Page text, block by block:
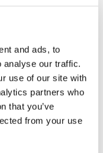
and ads, to
analyse our traffic.
use of our site with
partners who
that you’ve
from your use
、アクセス